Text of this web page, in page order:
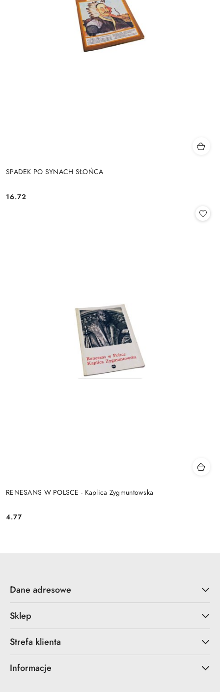
SPADEK PO SYNACH SŁOŃCA
Cena:
16.72
RENESANS W POLSCE - Kaplica Zygmuntowska
Cena:
4.77
Dane adresowe
Sklep
Strefa klienta
Informacje